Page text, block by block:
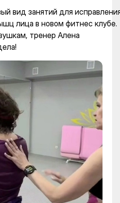
вид занятий для
лица в новом фитнес клубе.
тренер Алена